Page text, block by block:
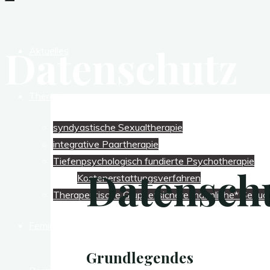
Stephanie
syndyastische Sexualtherapie
integrative Paartherapie
Tiefenpsychologisch fundierte Psychotherapie
Kostenerstattungsverfahren
Therapeutische Gruppe: sichere männliche*
Grundlegendes